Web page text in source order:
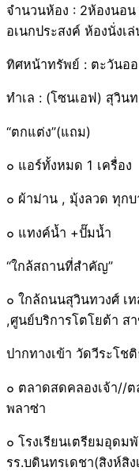
จำนวนห้อง : 2ห้องนอน
อเนกประสงค์ ห้องนั่งเ
ทิศหน้าทรัพย์ : ตะวันอ
ทำเล : (โซนเอฟ) สุวิน
“ตกแต่ง”(แถม)
๐ แอร์ทั้งหมด 1 เครื่อง
๐ ผ้าม่าน , มุ้งลวด ทุก
๐ แทงค์น้ำ +ปั๊มน้ำ
“ใกล้สถานที่สำคัญ”
๐ ใกล้ถนนสุวินทวงศ์ เ
,ศูนย์บริการโตโยต้า ส
ปากทางเข้า วัดวีระโช
๐ ตลาดสดคลองเจ้า//
พลาซ่า
๐ โรงเรียนเตรียมอุดม
รร.บดินทรเดชา(สิงห์สิง